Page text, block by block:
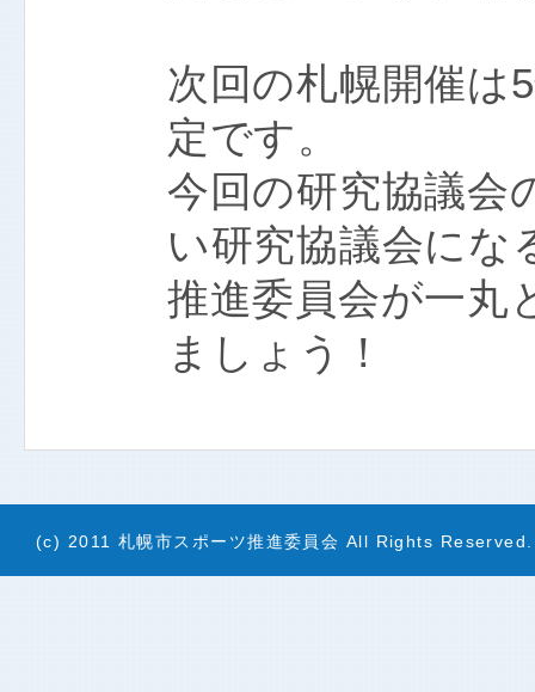
次回の札幌開催は
定です。
今回の研究協議会
い研究協議会にな
推進委員会が一丸
ましょう！
(c) 2011 札幌市スポーツ推進委員会 All Rights Reserved.